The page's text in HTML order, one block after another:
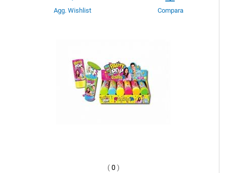
Agg. Wishlist Compara
(0 )